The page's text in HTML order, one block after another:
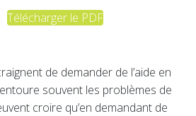
Télécharger le PDF
de demander de l’aide en
souvent les problèmes de
croire qu’en demandant de